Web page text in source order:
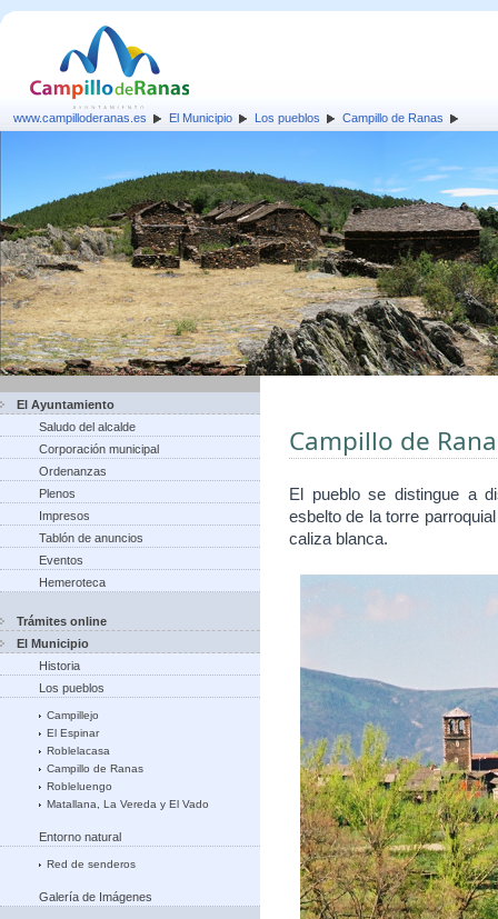
www.campilloderanas.es El Municipio Los pueblos Campillo de Ranas
El Ayuntamiento
Saludo del alcalde
Corporación municipal
Ordenanzas
Plenos
Impresos
Tablón de anuncios
Eventos
Hemeroteca
Trámites online
El Municipio
Historia
Los pueblos
Campillejo
El Espinar
Roblelacasa
Campillo de Ranas
Robleluengo
Matallana, La Vereda y El Vado
Entorno natural
Red de senderos
Galería de Imágenes
Campillo de
El pueblo se distingue a
esbelto de la torre
caliza blanca.